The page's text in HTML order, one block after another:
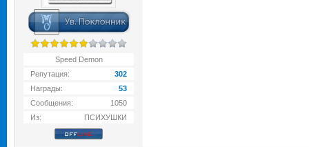
Speed Demon
Репутация:
302
Награды:
53
Сообщения:
1050
Из:
ПСИХУШКИ